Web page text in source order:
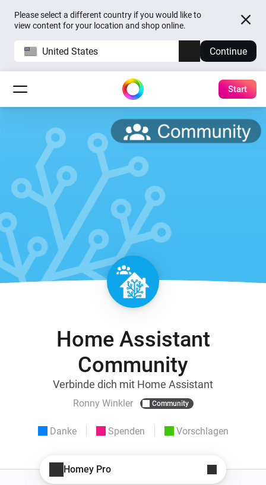
Please select a different country if you would like to
view content for your location and shop online.
United States Continue
Start
Home Assistant
Community
Verbinde dich mit Home Assistant
Ronny Winkler Community
Danke Spenden Vorschlagen
Homey Pro